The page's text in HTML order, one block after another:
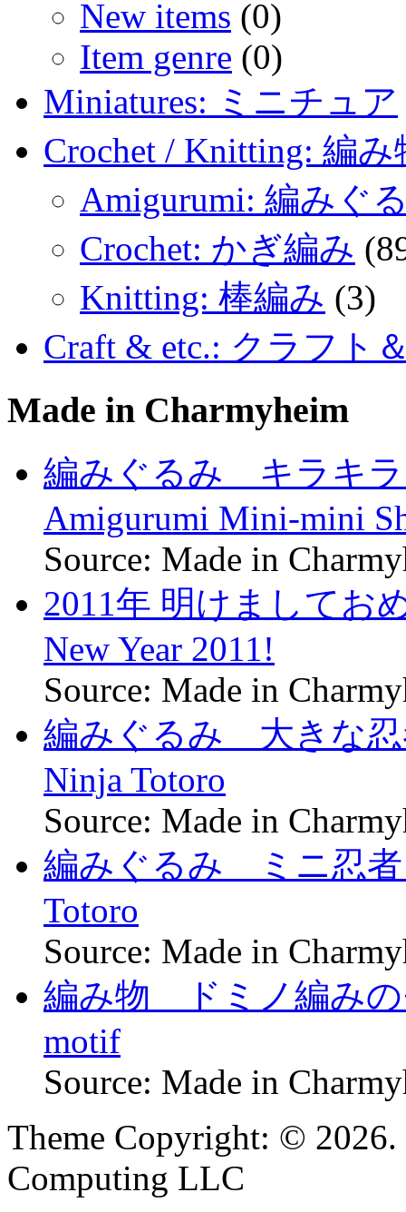
New items (0)
Item genre (0)
Miniatures: ミニチュア
Crochet / Knitting: 編み
Amigurumi: 編みぐ
Crochet: かぎ編み
Knitting: 棒編み (3)
Craft & etc.: クラフト
Made in Charmyheim
編みぐるみ キラキ
Amigurumi Mini-mini
Source: Made in
2011年 明けましてお
New Year 2011!
Source: Made in
編みぐるみ 大きな
Ninja Totoro
Source: Made in
編みぐるみ ミニ忍
Totoro
Source: Made in
編み物 ドミノ編みの
motif
Source: Made in
Theme Copyright: ©
Computing LLC